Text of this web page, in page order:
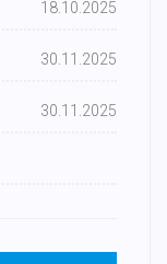
18.10.2025
30.11.2025
30.11.2025